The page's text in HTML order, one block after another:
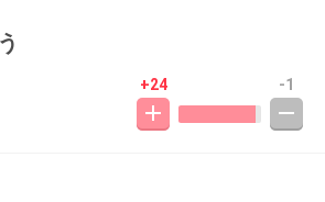
+24 -1